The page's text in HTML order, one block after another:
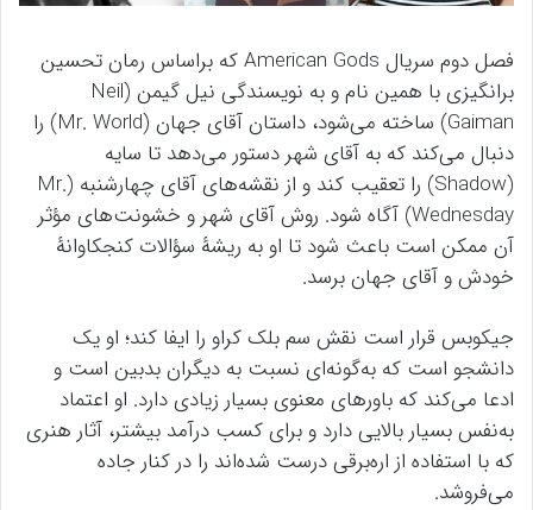
فصل دوم سریال American Gods که براساس رمان تحسین
برانگیزی با همین نام و به نویسندگی نیل گیمن (Neil
Gaiman) ساخته می‌شود، داستان آقای جهان (Mr. World) را
دنبال می‌کند که به آقای شهر دستور می‌دهد تا سایه
(Shadow) را تعقیب کند و از نقشه‌های آقای چهارشنبه (Mr.
Wednesday) آگاه شود. روش آقای شهر و خشونت‌های مؤثر
آن ممکن است باعث شود تا او به ریشۀ سؤالات کنجکاوانۀ
خودش و آقای جهان برسد.
جیکوبس قرار است نقش سم بلک کراو را ایفا کند؛ او یک
دانشجو است که به‌گونه‌ای نسبت به دیگران بدبین است و
ادعا می‌کند که باورهای معنوی بسیار زیادی دارد. او اعتماد
به‌نفس بسیار بالایی دارد و برای کسب درآمد بیشتر، آثار هنری
که با استفاده از اره‌برقی درست شده‌اند را در کنار جاده
می‌فروشد.